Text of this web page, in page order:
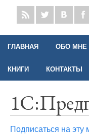
ГЛАВНАЯ ОБО МНЕ
КНИГИ КОНТАКТЫ
Подписаться на эту